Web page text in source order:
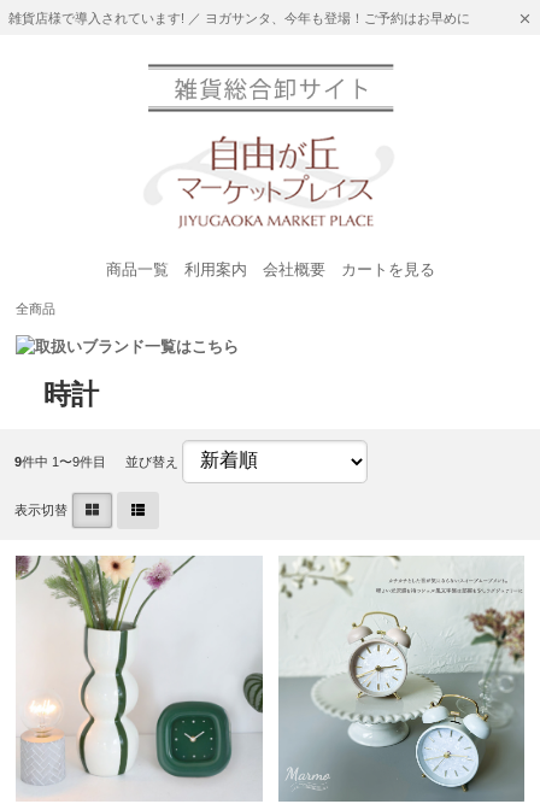
雑貨店様で導入されています! ／ ヨガサンタ、今年も登場！ご予約はお早めに
商品一覧 利用案内 会社概要 カートを見る
全商品
時計
9件中 1〜9件目 並び替え
表示切替